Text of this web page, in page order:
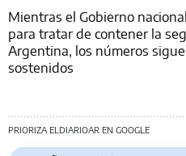
Mientras el Gobierno
para tratar de contener la
Argentina, los números
sostenidos
PRIORIZA ELDIARIOAR EN GOOGLE